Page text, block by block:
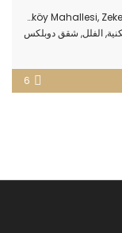
Zekeriyaköy
,الفلل, شقق دوبلكس
6